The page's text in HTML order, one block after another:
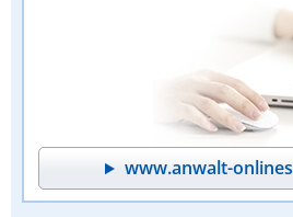
www.anwalt-